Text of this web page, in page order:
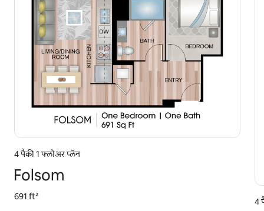
4 पैकी 1 फ्लोअर प्लॅन
Folsom
691 ft² 4